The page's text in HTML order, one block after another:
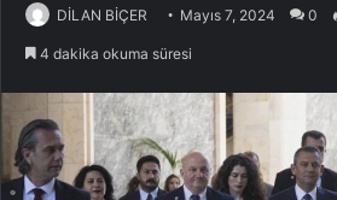
DİLAN BİÇER Mayıs 7, 2024 0
4 dakika okuma süresi